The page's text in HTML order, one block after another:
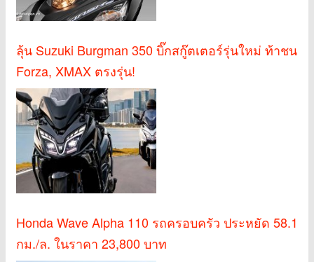
ลุ้น Suzuki Burgman 350 บิ๊กสกู๊ตเตอร์รุ่นใหม่ ท้าชน
Forza, XMAX ตรงรุ่น!
Honda Wave Alpha 110 รถครอบครัว ประหยัด 58.1
กม./ล. ในราคา 23,800 บาท